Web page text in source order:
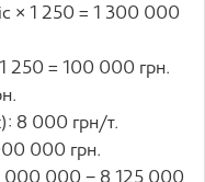
× 1 250 = 1 300 000
250 = 100 000 грн.
8 000 грн/т.
000 грн.